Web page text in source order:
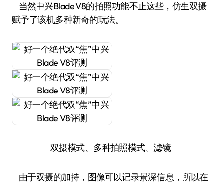
当然中兴Blade V8的拍照功能不止这些，仿生双摄
赋予了该机多种新奇的玩法。
双摄模式、多种拍照模式、滤镜
由于双摄的加持，图像可以记录景深信息，所以在